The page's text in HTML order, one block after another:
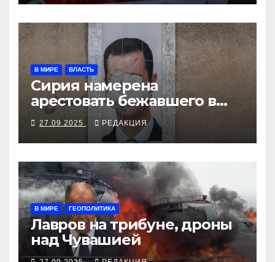
В МИРЕ ВЛАСТЬ
Сирия намерена
арестовать бежавшего в
Москву экс-диктатора
27.09.2025 РЕДАКЦИЯ
В МИРЕ ГЕОПОЛИТИКА
Лавров на трибуне, дроны
над Чувашией